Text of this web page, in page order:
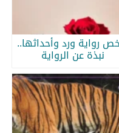
رواية ورد وأحداثها..
نبذة عن الرواية